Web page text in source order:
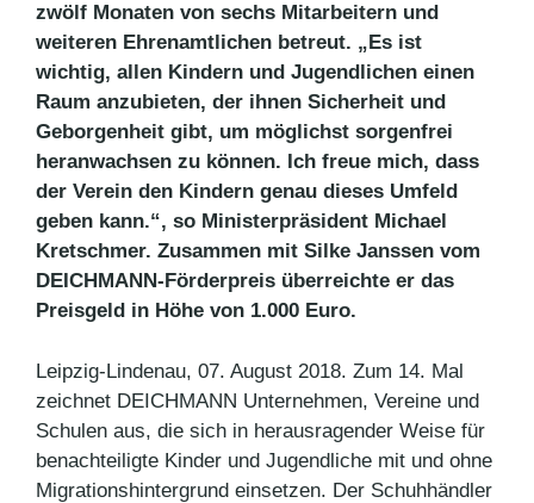
zwölf Monaten von sechs Mitarbeitern und
weiteren Ehrenamtlichen betreut. „Es ist
wichtig, allen Kindern und Jugendlichen einen
Raum anzubieten, der ihnen Sicherheit und
Geborgenheit gibt, um möglichst sorgenfrei
heranwachsen zu können. Ich freue mich, dass
der Verein den Kindern genau dieses Umfeld
geben kann.“, so Ministerpräsident Michael
Kretschmer. Zusammen mit Silke Janssen vom
DEICHMANN-Förderpreis überreichte er das
Preisgeld in Höhe von 1.000 Euro.
Leipzig-Lindenau, 07. August 2018. Zum 14. Mal
zeichnet DEICHMANN Unternehmen, Vereine und
Schulen aus, die sich in herausragender Weise für
benachteiligte Kinder und Jugendliche mit und ohne
Migrationshintergrund einsetzen. Der Schuhhändler